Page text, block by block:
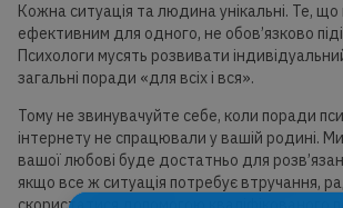
Кожна ситуація та людина унікальні. Те,
ефективним для одного, не обов’язково
Психологи мусять розвивати
загальні поради «для всіх і вся».
Тому не звинувачуйте себе, коли поради
інтернету не спрацювали у вашій родині.
вашої любові буде достатньо для
якщо все ж ситуація потребує втручання,